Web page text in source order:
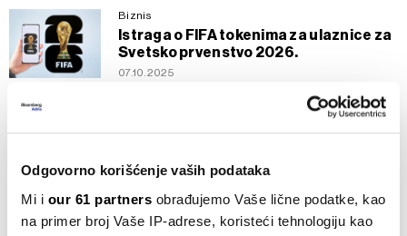
Odgovorno korišćenje vaših podataka
Mi i our 61 partners obrađujemo Vaše lične podatke, kao
na primer broj Vaše IP-adrese, koristeći tehnologiju kao
Biznis
Istraga o FIFA tokenima za ulaznice za
Svetsko prvenstvo 2026.
07.10.2025
Zašto Bayern ima najpametniji
26.07.2025
Biznis